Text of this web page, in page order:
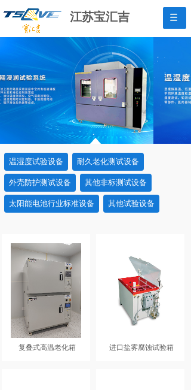
江苏宝汇吉
温湿度试验设备 耐久老化测试设备
外壳防护测试设备 其他非标测试设备
太阳能电池行业标准设备 其他试验设备
复叠式高温老化箱 进口盐雾腐蚀试验箱